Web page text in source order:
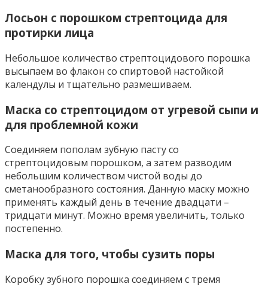
Лосьон с порошком стрептоцида для
протирки лица
Небольшое количество стрептоцидового порошка
высыпаем во флакон со спиртовой настойкой
календулы и тщательно размешиваем.
Маска со стрептоцидом от угревой сыпи и
для проблемной кожи
Соединяем пополам зубную пасту со
стрептоцидовым порошком, а затем разводим
небольшим количеством чистой воды до
сметанообразного состояния. Данную маску можно
применять каждый день в течение двадцати –
тридцати минут. Можно время увеличить, только
постепенно.
Маска для того, чтобы сузить поры
Коробку зубного порошка соединяем с тремя